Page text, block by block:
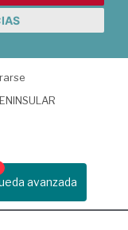
avanzada